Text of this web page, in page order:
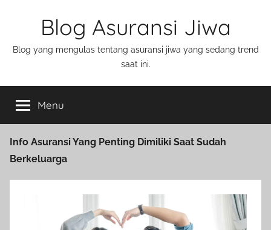
Blog Asuransi Jiwa
Blog yang mengulas tentang asuransi jiwa yang sedang trend
saat ini.
Menu
Info Asuransi Yang Penting Dimiliki Saat Sudah
Berkeluarga